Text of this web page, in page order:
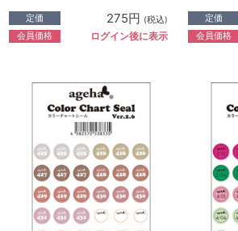
定価 275円 (税込)
会員価格 ログイン後に表示
定価
会員価格